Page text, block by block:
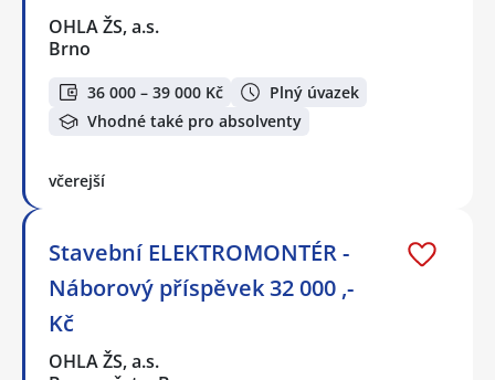
OHLA ŽS, a.s.
Brno
36 000 – 39 000 Kč
Plný úvazek
Vhodné také pro absolventy
včerejší
Stavební ELEKTROMONTÉR -
Náborový příspěvek 32 000 ,-
Kč
OHLA ŽS, a.s.